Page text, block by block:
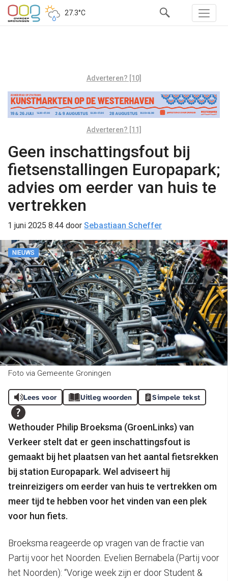
27.3°C
Adverteren? [10]
Adverteren? [11]
Geen inschattingsfout bij
fietsenstallingen Europapark;
advies om eerder van huis te
vertrekken
1 juni 2025 8:44 door Sebastiaan Scheffer
NIEUWS
Foto via Gemeente Groningen
Lees voor Uitleg woorden Simpele tekst
Wethouder Philip Broeksma (GroenLinks) van
Verkeer stelt dat er geen inschattingsfout is
gemaakt bij het plaatsen van het aantal fietsrekken
bij station Europapark. Wel adviseert hij
treinreizigers om eerder van huis te vertrekken om
meer tijd te hebben voor het vinden van een plek
voor hun fiets.
Broeksma reageerde op vragen van de fractie van
Partij voor het Noorden. Evelien Bernabela (Partij voor
het Noorden): “Vorige week zijn er door Student &